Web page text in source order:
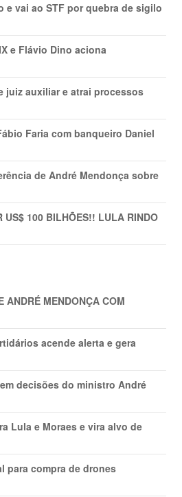
vai ao STF por quebra de sigilo
e Flávio Dino aciona
juiz auxiliar e atrai processos
Faria com banqueiro Daniel
de André Mendonça sobre
US$ 100 BILHÕES!! LULA RINDO
ANDRÉ MENDONÇA COM
acende alerta e gera
decisões do ministro André
Lula e Moraes e vira alvo de
para compra de drones